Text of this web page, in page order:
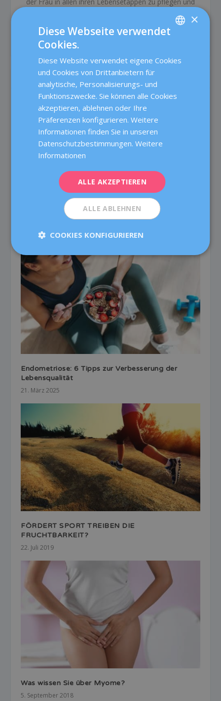
eine hochqualitative ärztliche Versorgung mittels
Teamarbeit und hochentwickeltster Technologie
anzubieten.
RELATED POSTS
Die zukunft gegen krebs liegt in der vorbeugung
4. Februar 2021
Endometriose: 6 Tipps zur Verbesserung der
Lebensqualität
21. März 2025
FÖRDERT SPORT TREIBEN DIE
FRUCHTBARKEIT?
22. Juli 2019
Was wissen Sie über Myome?
5. September 2018
CATALÀ
FRENCH
×
Diese Webseite verwendet
Cookies.
Diese Website verwendet eigene Cookies
und Cookies von Drittanbietern für
analytische, Personalisierungs- und
Funktionszwecke. Sie können alle Cookies
akzeptieren, ablehnen oder Ihre
Präferenzen konfigurieren. Weitere
Informationen finden Sie in unseren
Datenschutzbestimmungen. Weitere
Informationen
ALLE AKZEPTIEREN
ALLE ABLEHNEN
COOKIES KONFIGURIEREN